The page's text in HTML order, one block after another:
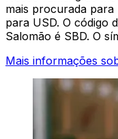
mais procurada para
para USD. O código
Salomão é SBD. O
Mais informações